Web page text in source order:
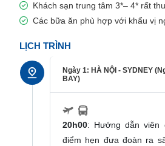
Khách sạn trung tâm 3*– 4* rất
Các bữa ăn phù hợp với khẩu vị
LỊCH TRÌNH
Ngày 1: HÀ NỘI - SYDNEY
BAY)
20h00: Hướng dẫn viên
điểm hẹn đưa đoàn ra